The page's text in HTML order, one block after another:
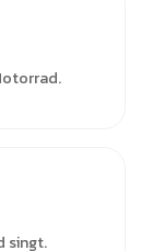
singt.